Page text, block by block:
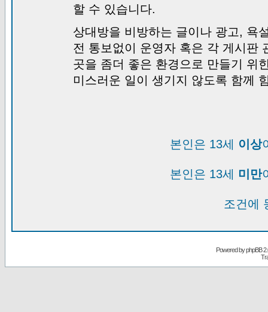
할 수 있습니다.
상대방을 비방하는 글이나 광고, 욕
전 통보없이 운영자 혹은 각 게시판
곳을 좀더 좋은 환경으로 만들기 위
미스러운 일이 생기지 않도록 함께
본인은 13세 이상
본인은 13세 미만
조건에
Powered byphpBB